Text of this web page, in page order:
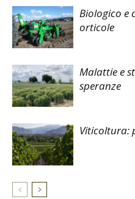
Biologico e
orticole
Malattie e
speranze
Viticoltura: